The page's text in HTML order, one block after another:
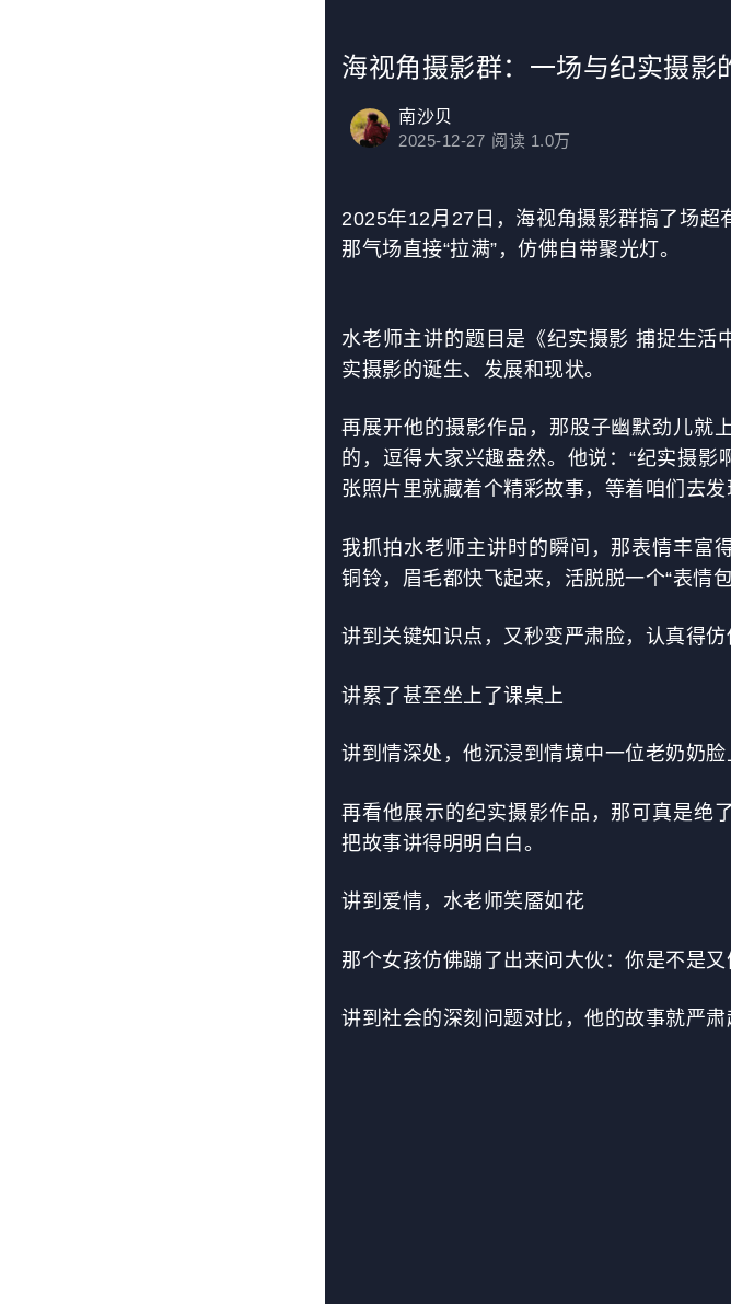
海视角摄影群：一场与纪实摄影
南沙贝
2025-12-27 阅读 1.0万
2025年12月27日，海视角摄影群搞了场超
那气场直接“拉满”，仿佛自带聚光灯。
水老师主讲的题目是《纪实摄影 捕捉生活
实摄影的诞生、发展和现状。
再展开他的摄影作品，那股子幽默劲儿就
的，逗得大家兴趣盎然。他说：“纪实摄
张照片里就藏着个精彩故事，等着咱们去发
我抓拍水老师主讲时的瞬间，那表情丰富
铜铃，眉毛都快飞起来，活脱脱一个“表情包
讲到关键知识点，又秒变严肃脸，认真得仿
讲累了甚至坐上了课桌上
讲到情深处，他沉浸到情境中一位老奶奶脸
再看他展示的纪实摄影作品，那可真是绝
把故事讲得明明白白。
讲到爱情，水老师笑靥如花
那个女孩仿佛蹦了出来问大伙：你是不是又
讲到社会的深刻问题对比，他的故事就严肃